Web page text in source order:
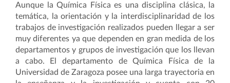
Aunque la Química Física es una disciplina clásica, la
temática, la orientación y la interdisciplinaridad de los
trabajos de investigación realizados pueden llegar a ser
muy diferentes ya que dependen en gran medida de los
departamentos y grupos de investigación que los llevan
a cabo. El departamento de Química Física de la
Universidad de Zaragoza posee una larga trayectoria en